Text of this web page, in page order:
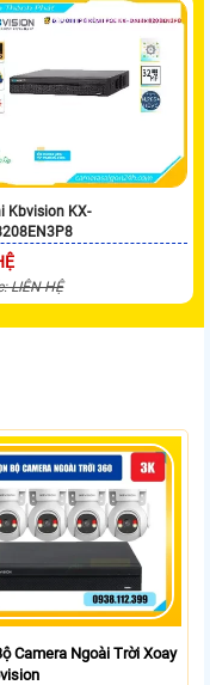
Kbvision KX-
LIÊN HỆ
Camera Ngoài Trời Xoay